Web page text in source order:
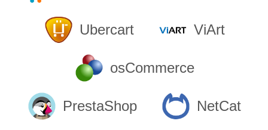
Ubercart ViArt
osCommerce
PrestaShop NetCat